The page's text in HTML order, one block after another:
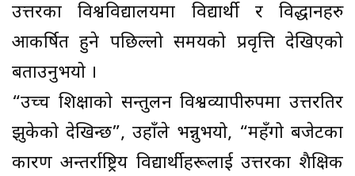
उत्तरका विश्वविद्यालयमा विद्यार्थी र विद्धानहरु
आकर्षित हुने पछिल्लो समयको प्रवृत्ति देखिएको
बताउनुभयो ।
“उच्च शिक्षाको सन्तुलन विश्वव्यापीरुपमा उत्तरतिर
झुकेको देखिन्छ”, उहाँले भन्नुभयो, “महँगो बजेटका
कारण अन्तर्राष्ट्रिय विद्यार्थीहरूलाई उत्तरका शैक्षिक